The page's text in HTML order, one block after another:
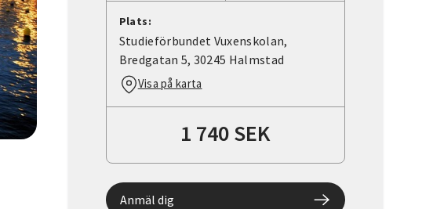
Plats:
Studieförbundet Vuxenskolan,
Bredgatan 5, 30245 Halmstad
Visa på karta
1 740 SEK
Anmäl dig